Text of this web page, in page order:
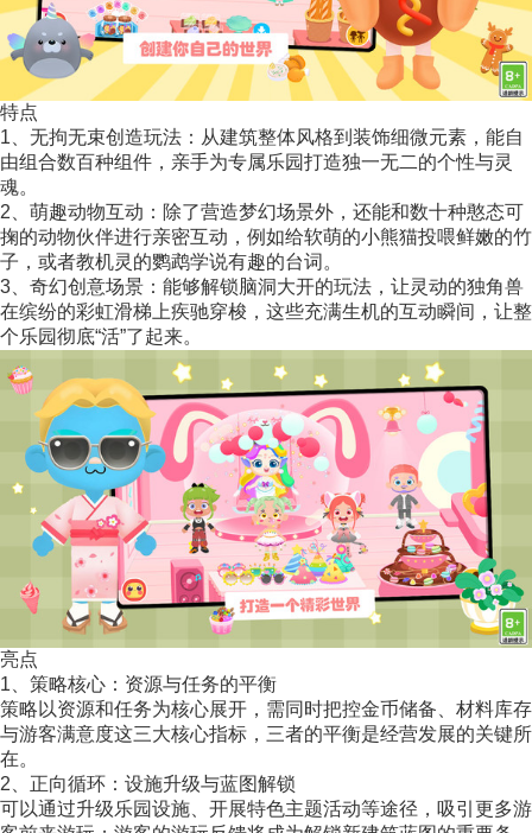
特点
1、无拘无束创造玩法：从建筑整体风格到装饰细微元素，能自
由组合数百种组件，亲手为专属乐园打造独一无二的个性与灵
魂。
2、萌趣动物互动：除了营造梦幻场景外，还能和数十种憨态可
掬的动物伙伴进行亲密互动，例如给软萌的小熊猫投喂鲜嫩的竹
子，或者教机灵的鹦鹉学说有趣的台词。
3、奇幻创意场景：能够解锁脑洞大开的玩法，让灵动的独角兽
在缤纷的彩虹滑梯上疾驰穿梭，这些充满生机的互动瞬间，让整
个乐园彻底“活”了起来。
亮点
1、策略核心：资源与任务的平衡
策略以资源和任务为核心展开，需同时把控金币储备、材料库存
与游客满意度这三大核心指标，三者的平衡是经营发展的关键所
在。
2、正向循环：设施升级与蓝图解锁
可以通过升级乐园设施、开展特色主题活动等途径，吸引更多游